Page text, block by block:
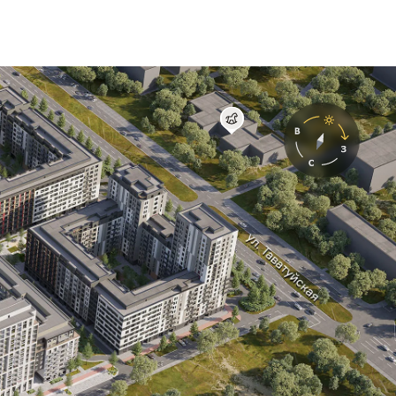
Детский сад №131
4 минуты пешком